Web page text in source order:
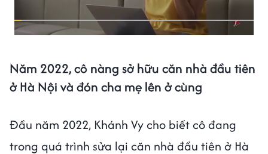
Năm 2022, cô nàng sở hữu căn nhà đầu tiên
ở Hà Nội và đón cha mẹ lên ở cùng
Đầu năm 2022, Khánh Vy cho biết cô đang
trong quá trình sửa lại căn nhà đầu tiên ở Hà